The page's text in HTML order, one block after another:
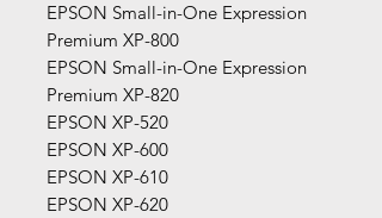
EPSON Small-in-One Expression
Premium XP-800
EPSON Small-in-One Expression
Premium XP-820
EPSON XP-520
EPSON XP-600
EPSON XP-610
EPSON XP-620